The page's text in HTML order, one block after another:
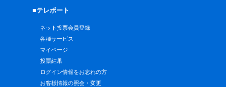
■テレボート
ネット投票会員登録
各種サービス
マイページ
投票結果
ログイン情報をお忘れの方
お客様情報の照会・変更